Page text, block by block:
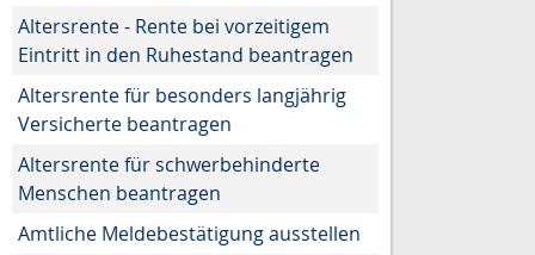
Altersrente - Rente bei vorzeitigem
Eintritt in den Ruhestand beantragen
Altersrente für besonders langjährig
Versicherte beantragen
Altersrente für schwerbehinderte
Menschen beantragen
Amtliche Meldebestätigung ausstellen